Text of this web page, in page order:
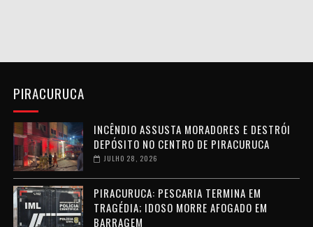
PIRACURUCA
INCÊNDIO ASSUSTA MORADORES E DESTRÓI
DEPÓSITO NO CENTRO DE PIRACURUCA
JULHO 28, 2026
PIRACURUCA: PESCARIA TERMINA EM
TRAGÉDIA; IDOSO MORRE AFOGADO EM
BARRAGEM